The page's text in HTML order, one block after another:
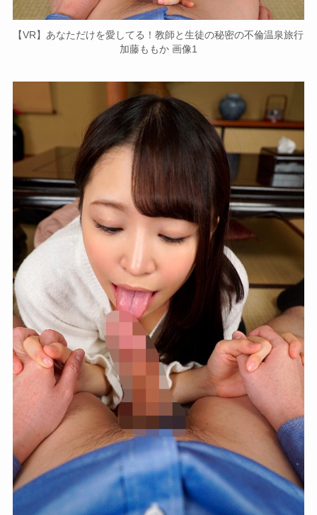
【VR】あなただけを愛してる！教師と生徒の秘密の不倫温泉旅行
加藤ももか 画像1